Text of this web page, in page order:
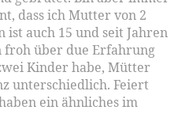
dass ich Mutter von 2
ist auch 15 und seit Jahren
über due Erfahrung
Kinder habe, Mütter
unterschiedlich. Feiert
ein ähnliches im